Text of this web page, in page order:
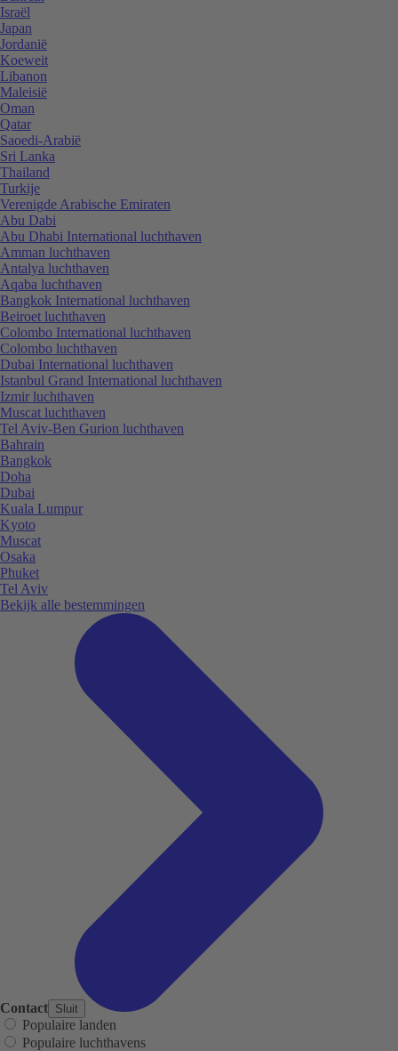
Contact Sluit
Israël
Japan
Jordanië
Koeweit
Libanon
Maleisië
Oman
Qatar
Saoedi-Arabië
Sri Lanka
Thailand
Turkije
Verenigde Arabische Emiraten
Abu Dabi
Abu Dhabi International luchthaven
Amman luchthaven
Antalya luchthaven
Aqaba luchthaven
Bangkok International luchthaven
Beiroet luchthaven
Colombo International luchthaven
Colombo luchthaven
Dubai International luchthaven
Istanbul Grand International luchthaven
Izmir luchthaven
Muscat luchthaven
Tel Aviv-Ben Gurion luchthaven
Bahrain
Bangkok
Doha
Dubai
Kuala Lumpur
Kyoto
Muscat
Osaka
Phuket
Tel Aviv
Bekijk alle bestemmingen
Populaire landen
Populaire luchthavens